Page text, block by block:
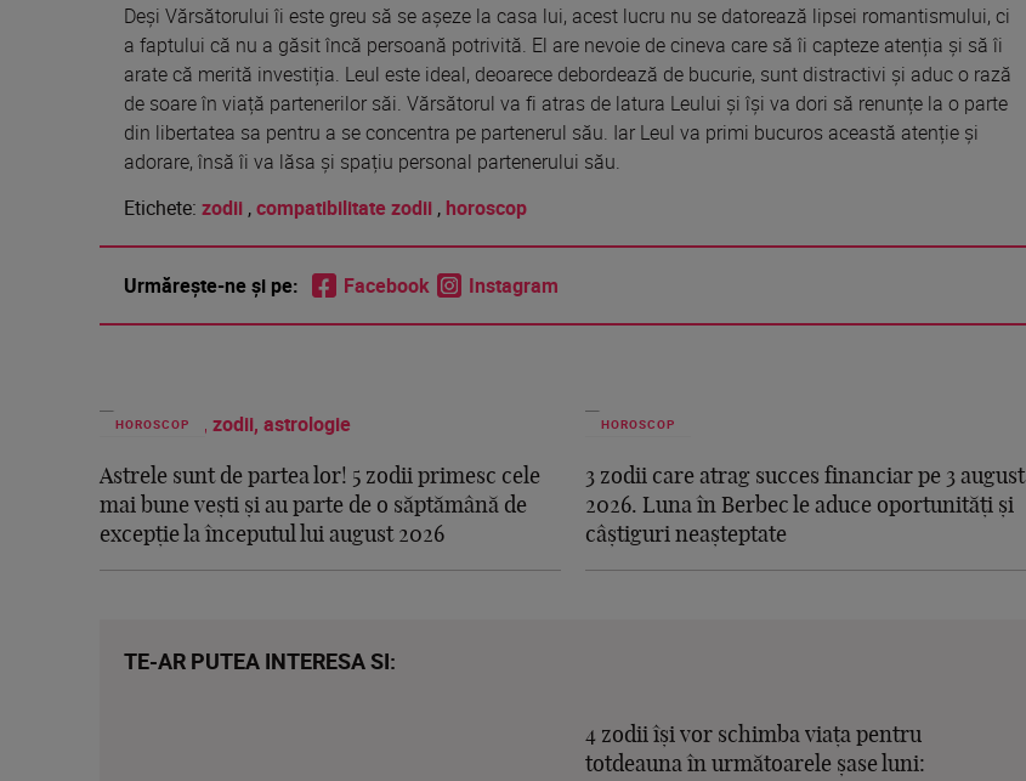
Deși Vărsătorului îi este greu să se așeze la casa lui, acest lucru nu se datorează lipsei romantismului, ci
a faptului că nu a găsit încă persoană potrivită. El are nevoie de cineva care să îi capteze atenția și să îi
arate că merită investiția. Leul este ideal, deoarece debordează de bucurie, sunt distractivi și aduc o rază
de soare în viață partenerilor săi. Vărsătorul va fi atras de latura Leului și își va dori să renunțe la o parte
din libertatea sa pentru a se concentra pe partenerul său. Iar Leul va primi bucuros această atenție și
adorare, însă îi va lăsa și spațiu personal partenerului său.
Etichete: zodii ,compatibilitate zodii , horoscop
Urmărește-ne și pe: Facebook Instagram
HOROSCOP
Astrele sunt de partea lor! 5 zodii primesc cele
mai bune vești și au parte de o săptămână de
excepție la începutul lui august 2026
HOROSCOP
3 zodii care atrag succes financiar pe 3 august
2026. Luna în Berbec le aduce oportunități și
câștiguri neașteptate
TE-AR PUTEA INTERESA SI:
4 zodii își vor schimba viața pentru
totdeauna în următoarele șase luni: